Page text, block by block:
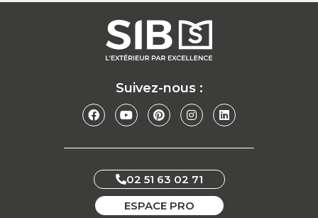
Suivez-nous :
02 51 63 02 71
ESPACE PRO